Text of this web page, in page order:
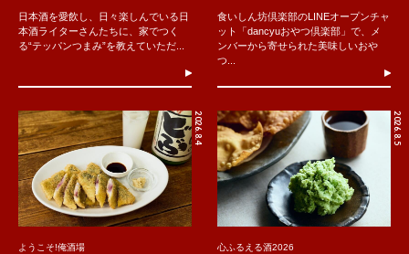
日本酒を愛飲し、日々楽しんでいる日
本酒ライターさんたちに、家でつく
る“テッパンつまみ”を教えていただ...
食いしん坊倶楽部のLINEオープンチャ
ット「dancyuおやつ倶楽部」で、メ
ンバーから寄せられた美味しいおや
つ...
2026.8.4
ようこそ!俺酒場
2026.8.5
心ふるえる酒2026